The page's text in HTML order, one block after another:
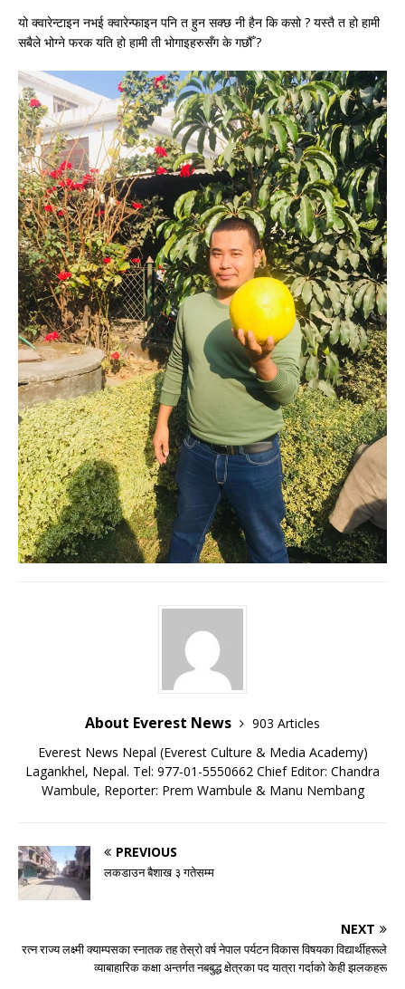
यो क्वारेन्टाइन नभई क्वारेन्फाइन पनि त हुन सक्छ नी हैन कि कसो ? यस्तै त हो हामी
सबैले भोग्ने फरक यति हो हामी ती भोगाइहरुसँग के गछौँ ?
About Everest News
903 Articles
Everest News Nepal (Everest Culture & Media Academy)
Lagankhel, Nepal. Tel: 977-01-5550662 Chief Editor: Chandra
Wambule, Reporter: Prem Wambule & Manu Nembang
PREVIOUS
लकडाउन बैशाख ३ गतेसम्म
NEXT
रत्न राज्य लक्ष्मी क्याम्पसका स्नातक तह तेस्रो वर्ष नेपाल पर्यटन विकास विषयका विद्यार्थीहरूले
व्याबाहारिक कक्षा अन्तर्गत नबबुद्ध क्षेत्रका पद यात्रा गर्दाको केही झलकहरू